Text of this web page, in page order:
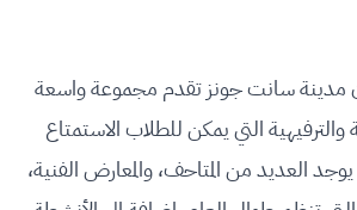
مدينة سانت جونز تقدم مجموعة واسعة
التي يمكن للطلاب الاستمتاع
العديد من المتاحف، والمعارض الفنية،